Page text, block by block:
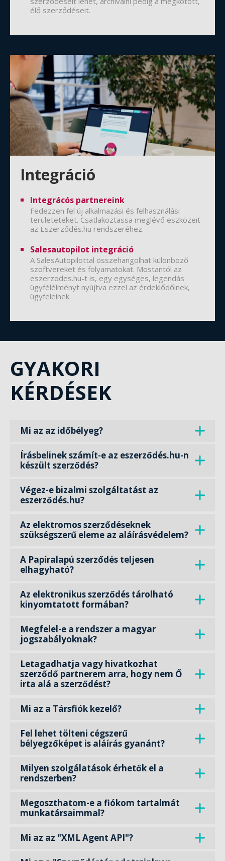
élő szerződéseit.
Integráció
Integrácós partnereink
Fedezzen fel új alkalmazási és felhasználási
területeteket. Csatlakoztassa meglévő eszközeit
az Eszerződés.hu rendszeréhez.
Salesautopilot integráció
A SalesAutopilottal összehangolhat különböző
szoftvereket és folyamatokat. Mostantól az
eszerzodes.hu-t is, egy egységes, legendás
ügyfélélményt nyújtva ezzel az érdeklődőinek,
ügyfeleinek.
GYAKORI
KÉRDÉSEK
Mi az az időbélyeg?
Írásbelinek számít-e az eszerződés.hu-n
készült szerződés?
Végez-e bizalmi szolgáltatást az
eszerződés.hu?
Az elektromos szerződéseknek
szükségszerű eleme az aláírásvédelem?
A Papíralapú szerződés teljesen
elhagyható?
Az elektronikus szerződés tárolható
kinyomtatott formában?
Megfelel-e a rendszer a magyar
jogszabályoknak?
Letagadhatja vagy hivatkozhat
szerződő partnerem arra, hogy nem Ő
irta alá a szerződést?
Mi az a Társfiók kezelő?
Fel lehet tölteni cégszerű
bélyegzőképet is aláírás gyanánt?
Milyen szolgálatások érhetők el a
rendszerben?
Megoszthatom-e a fiókom tartalmát
munkatársaimmal?
Mi az az "XML Agent API"?